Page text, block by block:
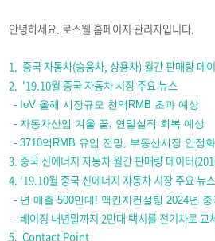
안녕하세요. 로스웰 홈페이지 관리자입니다.
1. 중국 자동차(승용차, 상용차)월간 판매량 데
2. '19.10월 중국 자동차 시장 주요 뉴스
- IoV 올해 시장규모 천억RMB 초과 예상
- 자동차산업 겨울 끝, 연말실적 회복 예상
- 3710억RMB 유입 전망, 부동산시장 안정
3. 중국 신에너지 자동차 월간 판매량 데이터
4. '19.10월 중국 신에너지 자동차 시장 주요 뉴스
- 년 매출 500만대! 맥킨지컨설팅 2024년
- 베이징 내년말까지 2만대 택시를 전기차로
5. Contact Point